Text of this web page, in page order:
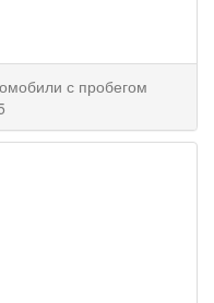
с пробегом